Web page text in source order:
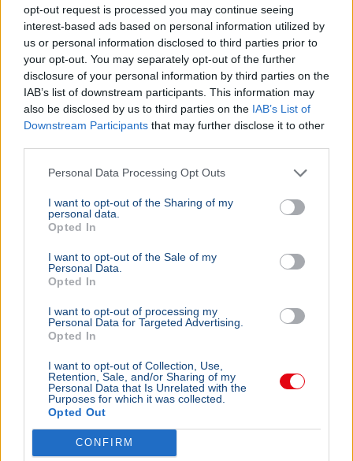
opt-out request is processed you may continue seeing
interest-based ads based on personal information utilized by
us or personal information disclosed to third parties prior to
your opt-out. You may separately opt-out of the further
disclosure of your personal information by third parties on the
IAB’s list of downstream participants. This information may
also be disclosed by us to third parties on the IAB’s List of
Downstream Participants that may further disclose it to other
Personal Data Processing Opt Outs
I want to opt-out of the Sharing of my
personal data.
Opted In
I want to opt-out of the Sale of my
Personal Data.
Opted In
I want to opt-out of processing my
Personal Data for Targeted Advertising.
Opted In
I want to opt-out of Collection, Use,
Retention, Sale, and/or Sharing of my
Personal Data that Is Unrelated with the
Purposes for which it was collected.
Opted Out
CONFIRM